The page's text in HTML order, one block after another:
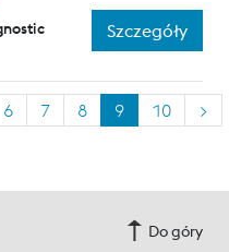
Szczegóły
6 7 8 9 10 >
Do góry